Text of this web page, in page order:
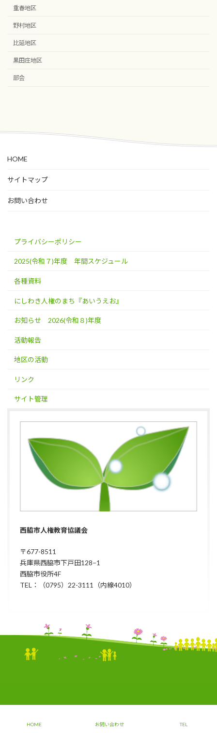
重春地区
野村地区
比延地区
黒田庄地区
部会
HOME
サイトマップ
お問い合わせ
プライバシーポリシー
2025(令和７)年度 年間スケジュール
各種資料
にしわき人権のまち『あいうえお』
お知らせ 2026(令和８)年度
活動報告
地区の活動
リンク
サイト管理
西脇市人権教育協議会
〒677-8511
兵庫県西脇市下戸田128−1
西脇市役所4F
TEL：（0795）22-3111（内線4010）
HOME
お問い合わせ TEL